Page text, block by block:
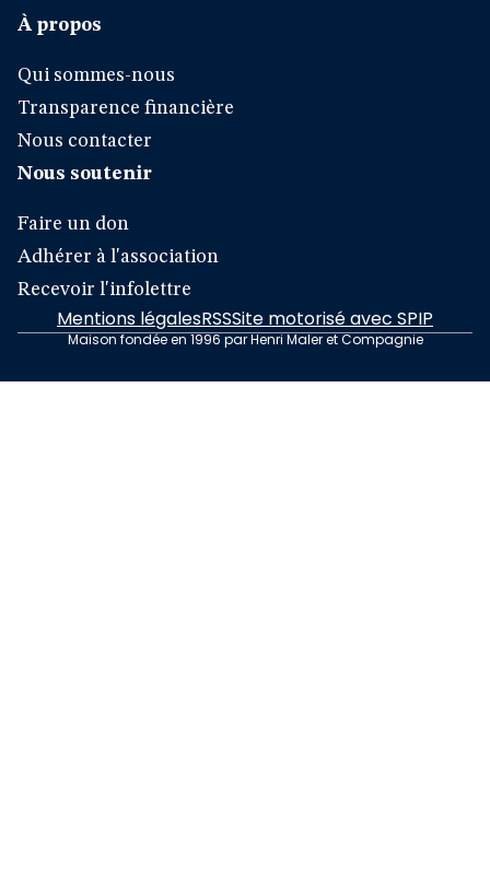
À propos
Qui sommes-nous
Transparence financière
Nous contacter
Nous soutenir
Faire un don
Adhérer à l'association
Recevoir l'infolettre
Mentions légalesRSSSite motorisé avec SPIP
Maison fondée en 1996 par Henri Maler et Compagnie